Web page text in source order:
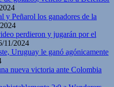
y Peñarol los ganadores de la
perdieron y jugarán por el
11/2024
Uruguay le ganó agónicamente
nueva victoria ante Colombia